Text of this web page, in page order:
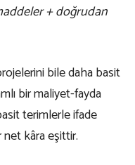
+ doğrudan
bile daha basit
bir maliyet-fayda
terimlerle ifade
kâra eşittir.